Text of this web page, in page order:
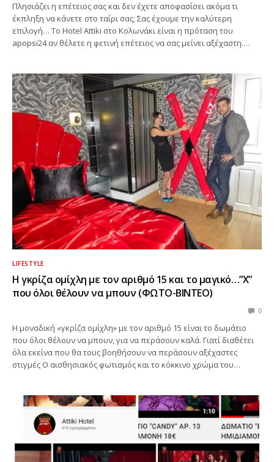
Πλησιάζει η επέτειος σας και δεν έχετε αποφασίσει ακόμα τι
έκπληξη να κάνετε στο ταίρι σας; Σας έχουμε την καλύτερη
επιλογή… Το Hotel Attiki στο Κολωνάκι είναι η πρόταση του
apopsi24 αν θέλετε η φετινή επέτειος να σας μείνει αξέχαστη.…
LIFESTYLE
Η γκρίζα ομίχλη με τον αριθμό 15 και το μαγικό…”Χ”
που όλοι θέλουν να μπουν (ΦΩΤΟ-ΒΙΝΤΕΟ)
0
Η μοναδική «γκρίζα ομίχλη» με τον αριθμό 15 είναι το δωμάτιο
που όλοι θέλουν να μπουν, για να περάσουν καλά. Γιατί διαθέτει
όλα εκείνα που θα τους βοηθήσουν να περάσουν αξέχαστες
στιγμές Ο αισθησιακός φωτισμός και το κόκκινο χρώμα του…